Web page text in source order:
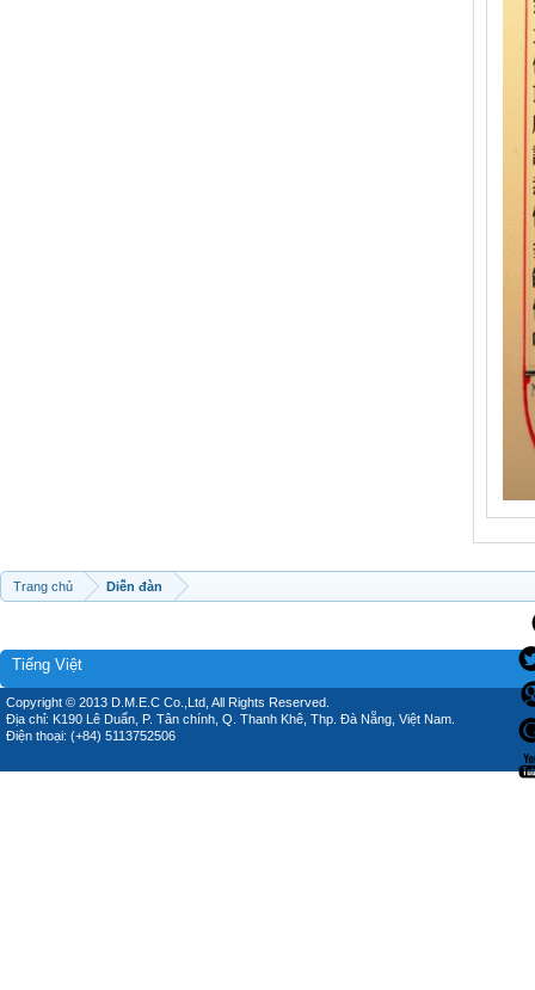
Trang chủ Diễn đàn
Tiếng Việt
Copyright © 2013 D.M.E.C Co.,Ltd, All Rights Reserved.
Địa chỉ: K190 Lê Duẩn, P. Tân chính, Q. Thanh Khê, Thp. Đà Nẵng, Việt Nam.
Điện thoại: (+84) 5113752506